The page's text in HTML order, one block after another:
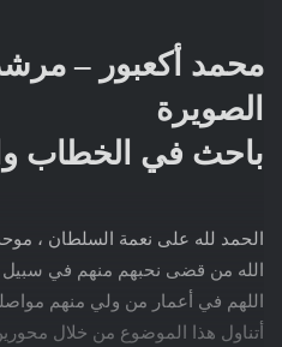
محمد أكعبور –
الصويرة
باحث في الخطاب
الحمد لله على نعمة السلطان ،
الله من قضى نحبهم منهم في سبيل
اللهم في أعمار من ولي منهم مواصلة
أتناول هذا الموضوع من خلال